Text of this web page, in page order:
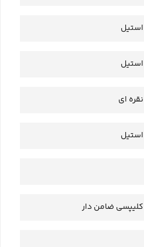
استیل
استیل
نقره ای
استیل
کلیپسی ضامن دار